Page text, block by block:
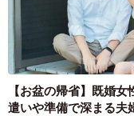
【お盆の帰省】既婚
遣いや準備で深まる夫